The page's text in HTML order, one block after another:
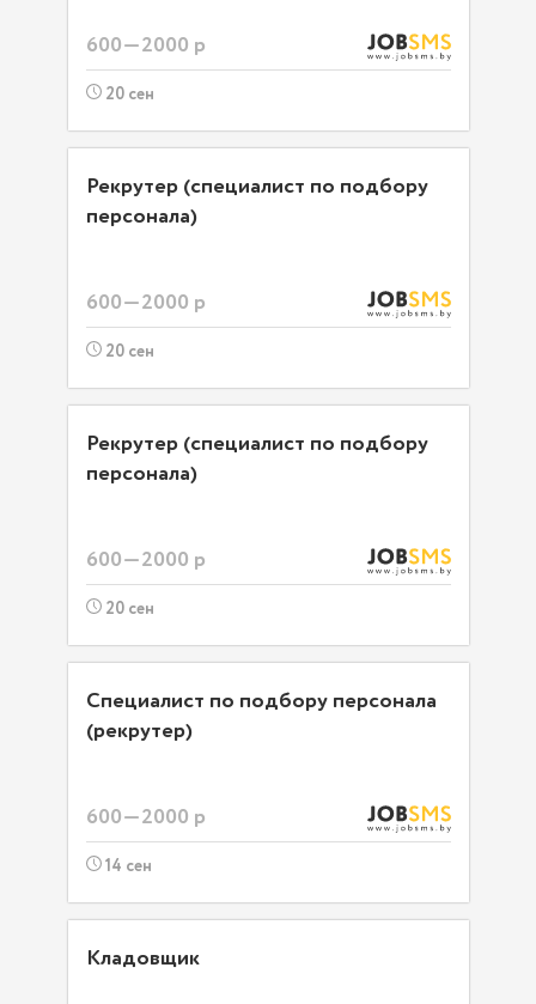
600—2000 р
20 сен
Рекрутер (специалист по подбору
персонала)
600—2000 р
20 сен
Рекрутер (специалист по подбору
персонала)
600—2000 р
20 сен
Специалист по подбору персонала
(рекрутер)
600—2000 р
14 сен
Кладовщик